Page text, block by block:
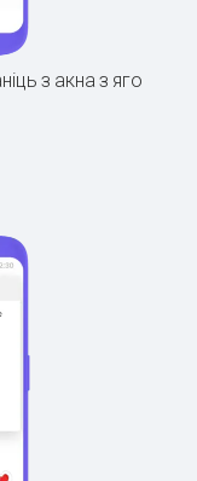
з акна з яго